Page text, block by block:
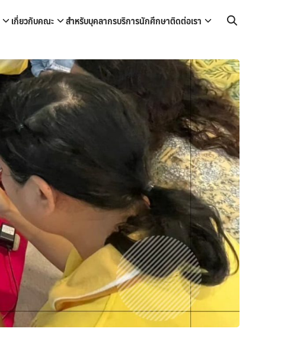
เกี่ยวกับคณะ สำหรับบุคลากรบริการนักศึกษาติดต่อเรา